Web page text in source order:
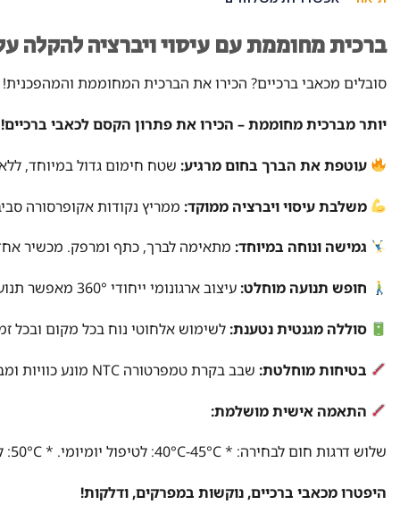
ברכית מחוממת עם עיסוי ויברציה להקלה
סובלים מכאבי ברכיים? הכירו את הברכית המחוממת והמהפכנית!
יותר מברכית מחוממת – הכירו את פתרון הקסם לכאבי ברכיים!
עוטפת את הברך בחום מרגיע: שטח חימום גדול במיוחד,
משלבת עיסוי ויברציה ממוקד: ממריץ נקודות אקופרסורה
גמישה ונוחה במיוחד: מתאימה לברך, כתף ומרפק. מכשיר
חופש תנועה מוחלט:עיצוב ארגונומי ייחודי 360° מאפשר תנועה חופשית וללא הגבלות.
סוללה מגנטית נטענת:לשימוש אלחוטי נוח בכל מקום ובכל
בטיחות מוחלטת: שבב בקרת טמפרטורה NTC מונע כוויות ומבטיח שימוש בטוח.
התאמה אישית מושלמת:
שלוש דרגות חום לבחירה: * 40°C-45°C: לטיפול יומיומי. * 50°C: להרגעת שרירים לאחר פעילות גופנית. * 55°C-60°C: להקלה על כאבי מפרקים.
היפטרו מכאבי ברכיים, נוקשות במפרקים, ודלקות!